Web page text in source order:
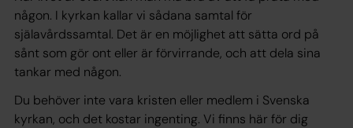
någon. I kyrkan kallar vi sådana samtal för
själavårdssamtal. Det är en möjlighet att sätta ord på
sånt som gör ont eller är förvirrande, och att dela sina
tankar med någon.
Du behöver inte vara kristen eller medlem i Svenska
kyrkan, och det kostar ingenting. Vi finns här för dig